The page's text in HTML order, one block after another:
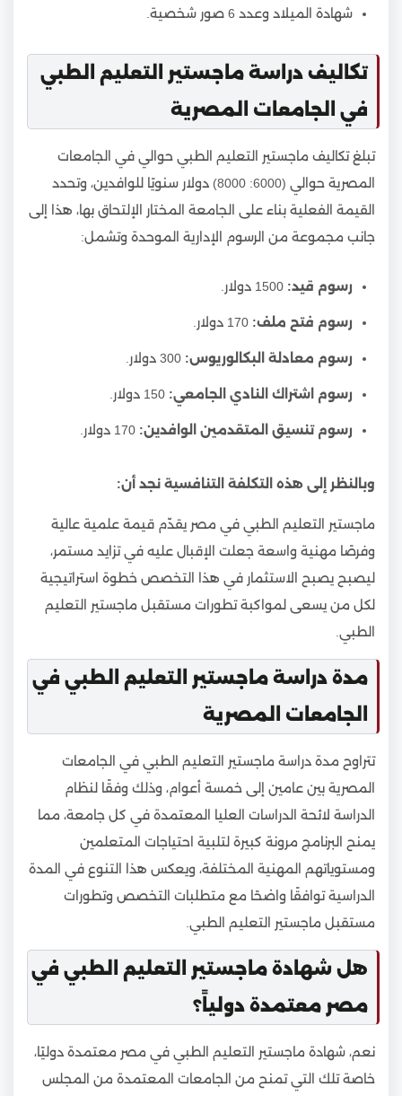
شهادة الميلاد وعدد 6 صور شخصية.
تكاليف دراسة ماجستير التعليم الطبي
في الجامعات المصرية
تبلغ تكاليف ماجستير التعليم الطبي حوالي في الجامعات
المصرية حوالي (6000: 8000) دولار سنويًا للوافدين، وتحدد
القيمة الفعلية بناء على الجامعة المختار الإلتحاق بها، هذا إلى
جانب مجموعة من الرسوم الإدارية الموحدة وتشمل:
رسوم قيد:
رسوم فتح ملف:
رسوم معادلة البكالوريوس:
رسوم اشتراك النادي الجامعي:
رسوم تنسيق المتقدمين الوافدين:
وبالنظر إلى هذه التكلفة التنافسية نجد أن:
ماجستير التعليم الطبي في مصر يقدّم قيمة علمية عالية
وفرصًا مهنية واسعة جعلت الإقبال عليه في تزايد مستمر،
ليصبح يصبح الاستثمار في هذا التخصص خطوة استراتيجية
لكل من يسعى لمواكبة تطورات مستقبل ماجستير التعليم
الطبي.
مدة دراسة ماجستير التعليم الطبي في
الجامعات المصرية
تتراوح مدة دراسة ماجستير التعليم الطبي في الجامعات
المصرية بين عامين إلى خمسة أعوام، وذلك وفقًا لنظام
الدراسة لائحة الدراسات العليا المعتمدة في كل جامعة، مما
يمنح البرنامج مرونة كبيرة لتلبية احتياجات المتعلمين
ومستوياتهم المهنية المختلفة، ويعكس هذا التنوع في المدة
الدراسية توافقًا واضحًا مع متطلبات التخصص وتطورات
مستقبل ماجستير التعليم الطبي.
هل شهادة ماجستير التعليم الطبي في
مصر معتمدة دولياً؟
نعم، شهادة ماجستير التعليم الطبي في مصر معتمدة دوليًا،
خاصة تلك التي تمنح من الجامعات المعتمدة من المجلس